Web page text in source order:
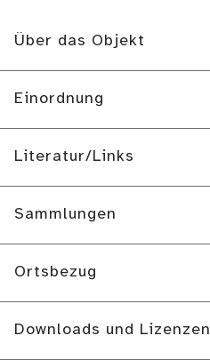
Über das Objekt
Einordnung
Literatur/Links
Sammlungen
Ortsbezug
Downloads und Lizenzen